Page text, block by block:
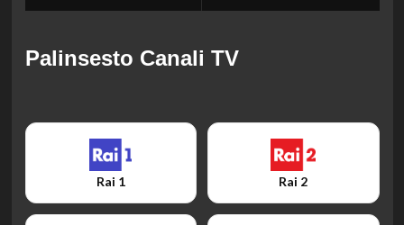
Palinsesto Canali TV
Rai 1 Rai 2